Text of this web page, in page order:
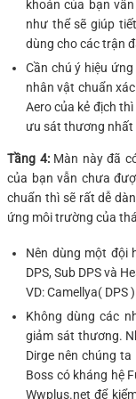
khoản của bạn
như thể sẽ giúp
dùng cho các trận
Cần chú ý hiệu
nhân vật chuẩn
Aero của kẻ địch
ưu sát thương nhất
Tầng 4:Màn này đã
của bạn vẫn chưa
chuẩn thì sẽ rất dễ
ứng môi trường của
Nên dùng một đội
DPS, Sub DPS và
VD: Camellya( DPS
Không dùng các
giảm sát thương.
Dirge nên chúng
Boss có kháng hệ
Wwplus.net để